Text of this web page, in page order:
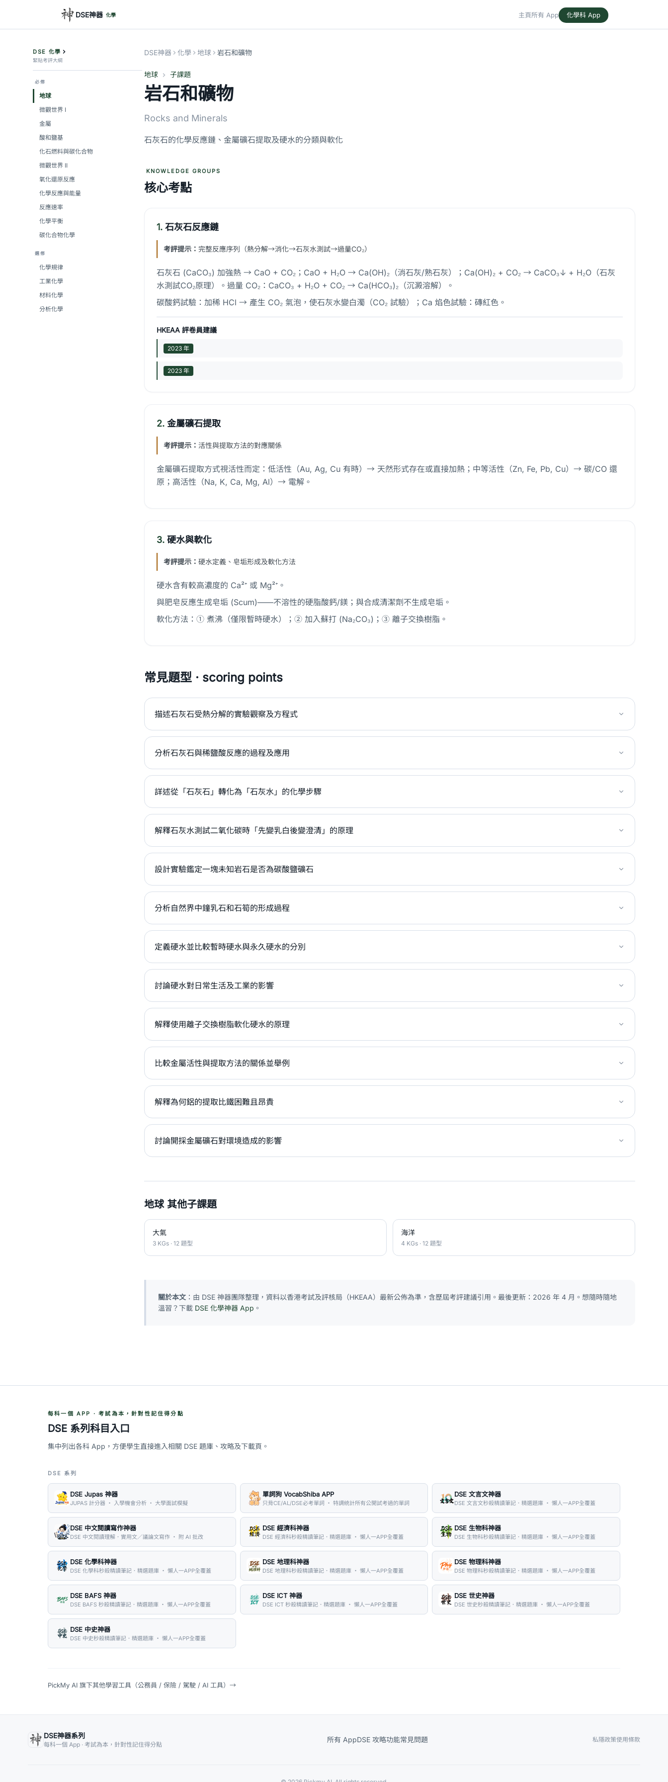
DSE神器 化學 主頁所有 App 化學科 App
DSE 化學
緊貼考評大綱
必修
地球
微觀世界 I
金屬
酸和鹽基
化石燃料與碳化合物
微觀世界 II
氧化還原反應
化學反應與能量
反應速率
化學平衡
碳化合物化學
選修
化學規律
工業化學
材料化學
分析化學
DSE神器 化學 地球 岩石和礦物
地球 子課題
岩石和礦物
Rocks and Minerals
石灰石的化學反應鏈、金屬礦石提取及硬水的分類與軟化
KNOWLEDGE GROUPS
核心考點
1. 石灰石反應鏈
考評提示： 完整反應序列（熱分解→消化→石灰水測試→過量CO₂）
石灰石 (CaCO₃) 加強熱 → CaO + CO₂；CaO + H₂O → Ca(OH)₂（消石灰/熟石灰）；Ca(OH)₂ + CO₂ → CaCO₃↓ + H₂O（石灰
水測試CO₂原理）。過量 CO₂：CaCO₃ + H₂O + CO₂ → Ca(HCO₃)₂（沉澱溶解）。
碳酸鈣試驗：加稀 HCl → 產生 CO₂ 氣泡，使石灰水變白濁（CO₂ 試驗）；Ca 焰色試驗：磚紅色。
HKEAA 評卷員建議
2023 年
2023 年
2. 金屬礦石提取
考評提示： 活性與提取方法的對應關係
金屬礦石提取方式視活性而定：低活性（Au, Ag, Cu 有時）→ 天然形式存在或直接加熱；中等活性（Zn, Fe, Pb, Cu）→ 碳/CO 還
原；高活性（Na, K, Ca, Mg, Al）→ 電解。
3. 硬水與軟化
考評提示： 硬水定義、皂垢形成及軟化方法
硬水含有較高濃度的 Ca²⁺ 或 Mg²⁺。
與肥皂反應生成皂垢 (Scum)——不溶性的硬脂酸鈣/鎂；與合成清潔劑不生成皂垢。
軟化方法：① 煮沸（僅限暫時硬水）；② 加入蘇打 (Na₂CO₃)；③ 離子交換樹脂。
常見題型 · scoring points
描述石灰石受熱分解的實驗觀察及方程式
分析石灰石與稀鹽酸反應的過程及應用
詳述從「石灰石」轉化為「石灰水」的化學步驟
解釋石灰水測試二氧化碳時「先變乳白後變澄清」的原理
設計實驗鑑定一塊未知岩石是否為碳酸鹽礦石
分析自然界中鐘乳石和石筍的形成過程
定義硬水並比較暫時硬水與永久硬水的分別
討論硬水對日常生活及工業的影響
解釋使用離子交換樹脂軟化硬水的原理
比較金屬活性與提取方法的關係並舉例
解釋為何鋁的提取比鐵困難且昂貴
討論開採金屬礦石對環境造成的影響
地球 其他子課題
大氣
3 KGs · 12 題型
海洋
4 KGs · 12 題型
關於本文 ：由 DSE 神器團隊整理，資料以香港考試及評核局（HKEAA）最新公佈為準，含歷屆考評建議引用。最後更新：2026 年 4 月。想隨時隨地
溫習？下載 DSE 化學神器 App 。
每科一個 APP · 考試為本，針對性記住得分點
DSE 系列科目入口
集中列出各科 App，方便學生直接進入相關 DSE 題庫、攻略及下載頁。
DSE 系列
DSE Jupas 神器
JUPAS 計分器 ・ 入學機會分析 ・ 大學面試模擬
單詞狗 VocabShiba APP
只背CE/AL/DSE必考單詞 ・ 特調統計所有公開試考過的單詞
DSE 文言文神器
DSE 文言文秒殺精讀筆記．精選題庫 ・ 懶人一APP全覆蓋
DSE 中文閱讀寫作神器
DSE 中文閱讀理解．實用文／議論文寫作 ・ 附 AI 批改
DSE 經濟科神器
DSE 經濟科秒殺精讀筆記．精選題庫 ・ 懶人一APP全覆蓋
DSE 生物科神器
DSE 生物科秒殺精讀筆記．精選題庫 ・ 懶人一APP全覆蓋
DSE 化學科神器
DSE 化學科秒殺精讀筆記．精選題庫 ・ 懶人一APP全覆蓋
DSE 地理科神器
DSE 地理科秒殺精讀筆記．精選題庫 ・ 懶人一APP全覆蓋
DSE 物理科神器
DSE 物理科秒殺精讀筆記．精選題庫 ・ 懶人一APP全覆蓋
DSE BAFS 神器
DSE BAFS 秒殺精讀筆記．精選題庫 ・ 懶人一APP全覆蓋
DSE ICT 神器
DSE ICT 秒殺精讀筆記．精選題庫 ・ 懶人一APP全覆蓋
DSE 世史神器
DSE 世史秒殺精讀筆記．精選題庫 ・ 懶人一APP全覆蓋
DSE 中史神器
DSE 中史秒殺精讀筆記．精選題庫 ・ 懶人一APP全覆蓋
PickMy AI 旗下其他學習工具（公務員 / 保險 / 駕駛 / AI 工具） →
DSE神器系列
每科一個 App · 考試為本，針對性記住得分點
所有 AppDSE 攻略功能常見問題 私隱政策使用條款